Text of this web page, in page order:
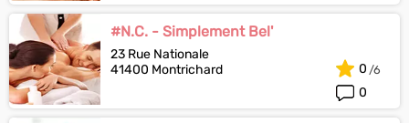
#N.C. - Simplement Bel'
23 Rue Nationale
41400 Montrichard
0
0